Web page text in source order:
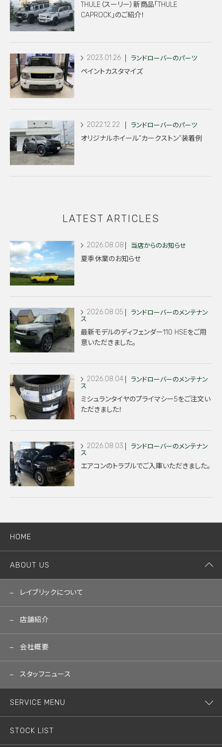
THULE（スーリー）新商品「THULE
CAPROCK」のご紹介！
2023.01.26 ランドローバーのパーツ
ペイントカスタマイズ
2022.12.22 ランドローバーのパーツ
オリジナルホイール”カークストン”装着例
LATEST ARTICLES
2026.08.08 当店からのお知らせ
夏季休業のお知らせ
2026.08.05
ランドローバーのメンテナン
ス
最新モデルのディフェンダー110 HSEをご用
意いただきました。
2026.08.04
ランドローバーのメンテナン
ス
ミシュランタイヤのプライマシー5をご注文い
ただきました！
2026.08.03
ランドローバーのメンテナン
ス
エアコンのトラブルでご入庫いただきました。
HOME
ABOUT US
レイブリックについて
店舗紹介
会社概要
スタッフニュース
SERVICE MENU
STOCK LIST